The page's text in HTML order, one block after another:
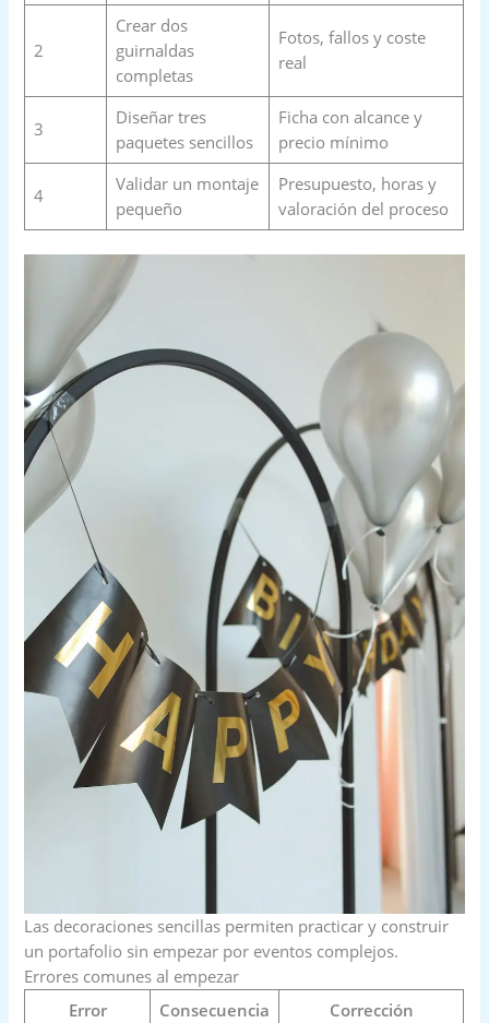
2
Crear dos
guirnaldas
completas
Fotos, fallos y coste
real
3
Diseñar tres
paquetes sencillos
Ficha con alcance y
precio mínimo
4
Validar un montaje
pequeño
Presupuesto, horas y
valoración del proceso
Las decoraciones sencillas permiten practicar y construir
un portafolio sin empezar por eventos complejos.
Errores comunes al empezar
Error
Consecuencia
Corrección